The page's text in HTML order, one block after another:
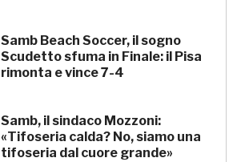
Samb Beach Soccer, il sogno
Scudetto sfuma in Finale: il Pisa
rimonta e vince 7-4
Samb, il sindaco Mozzoni:
«Tifoseria calda? No, siamo una
tifoseria dal cuore grande»